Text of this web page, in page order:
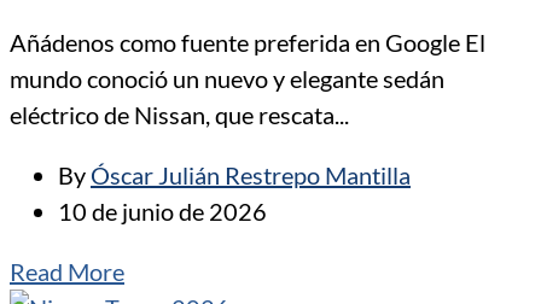
Añádenos como fuente preferida en Google El
mundo conoció un nuevo y elegante sedán
eléctrico de Nissan, que rescata...
By Óscar Julián Restrepo Mantilla
10 de junio de 2026
Read More